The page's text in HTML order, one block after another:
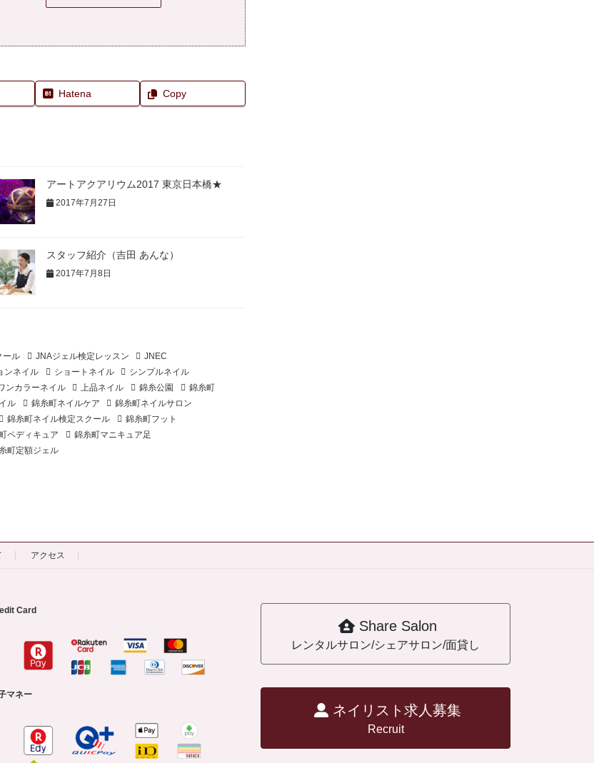
Hatena Copy
アートアクアリウム2017 東京日本橋★
2017年7月27日
スタッフ紹介（吉田 あんな）
2017年7月8日
ール JNAジェル検定レッスン
JNEC
ンネイル ショートネイル
シンプルネイル
ンカラーネイル 上品ネイル 錦糸公園
錦糸町
ル 錦糸町ネイルケア
錦糸町ネイルサロン
錦糸町ネイル検定スクール
錦糸町フット
ペディキュア
錦糸町マニキュア足
町定額ジェル
アクセス
Card
マネー
Share Salon
レンタルサロン/シェアサロン/面貸し
ネイリスト求人募集
Recruit